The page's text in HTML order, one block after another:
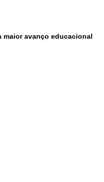
avanço educacional